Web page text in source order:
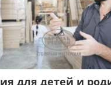
для детей и